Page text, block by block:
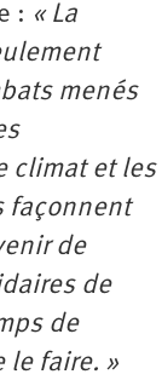
: « La
menés
climat et les
façonnent
de
de
de
le faire. »